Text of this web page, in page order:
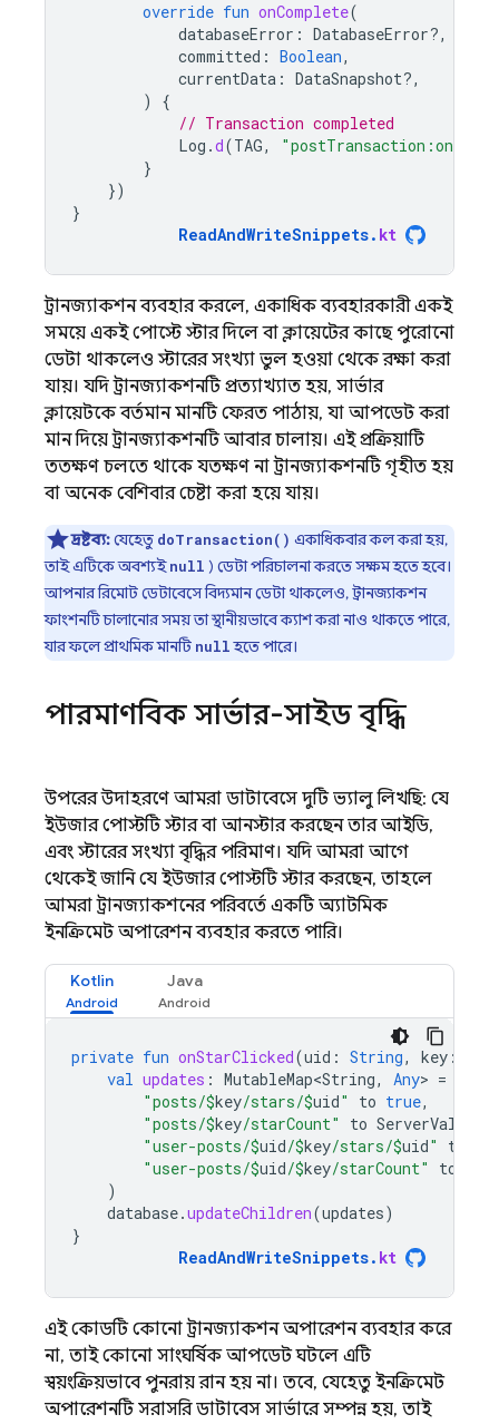
override fun onComplete(
databaseError : DatabaseError?,
committed : Boolean,
currentData : DataSnapshot?,
)
{
// Transaction completed
Log .d(TAG,
}
})
}
ReadAndWriteSnippets. kt
ট্রানজ্যাকশন ব্যবহার করলে, একাধিক ব্যবহারকারী একই
সময়ে একই পোস্টে স্টার দিলে বা ক্লায়েন্টের কাছে পুরোনো
ডেটা থাকলেও স্টারের সংখ্যা ভুল হওয়া থেকে রক্ষা করা
যায়। যদি ট্রানজ্যাকশনটি প্রত্যাখ্যাত হয়, সার্ভার
ক্লায়েন্টকে বর্তমান মানটি ফেরত পাঠায়, যা আপডেট করা
মান দিয়ে ট্রানজ্যাকশনটি আবার চালায়। এই প্রক্রিয়াটি
ততক্ষণ চলতে থাকে যতক্ষণ না ট্রানজ্যাকশনটি গৃহীত হয়
বা অনেক বেশিবার চেষ্টা করা হয়ে যায়।
দ্রষ্টব্য:যেহেতু doTransaction() একাধিকবার কল করা হয়,
তাই এটিকে অবশ্যইnull ) ডেটা পরিচালনা করতে সক্ষম হতে হবে।
আপনার রিমোট ডেটাবেসে বিদ্যমান ডেটা থাকলেও, ট্রানজ্যাকশন
ফাংশনটি চালানোর সময় তা স্থানীয়ভাবে ক্যাশ করা নাও থাকতে পারে,
যার ফলে প্রাথমিক মানটি nullহতে পারে।
পারমাণবিক সার্ভার-সাইড বৃদ্ধি
উপরের উদাহরণে আমরা ডাটাবেসে দুটি ভ্যালু লিখছি: যে
ইউজার পোস্টটি স্টার বা আনস্টার করছেন তার আইডি,
এবং স্টারের সংখ্যা বৃদ্ধির পরিমাণ। যদি আমরা আগে
থেকেই জানি যে ইউজার পোস্টটি স্টার করছেন, তাহলে
আমরা ট্রানজ্যাকশনের পরিবর্তে একটি অ্যাটমিক
ইনক্রিমেন্ট অপারেশন ব্যবহার করতে পারি।
Kotlin Java
private fun onStarClicked(uid : String, key :
val updates : MutableMap<String, Any> =
"posts/$key/stars/$uid" to true,
"posts/$key/starCount" to ServerValue
"user-posts/$uid/$key/stars/$uid" to
"user-posts/$uid/$key/starCount" to
)
database.updateChildren(updates)
}
ReadAndWriteSnippets. kt
এই কোডটি কোনো ট্রানজ্যাকশন অপারেশন ব্যবহার করে
না, তাই কোনো সাংঘর্ষিক আপডেট ঘটলে এটি
স্বয়ংক্রিয়ভাবে পুনরায় রান হয় না। তবে, যেহেতু ইনক্রিমেন্ট
অপারেশনটি সরাসরি ডাটাবেস সার্ভারে সম্পন্ন হয়, তাই